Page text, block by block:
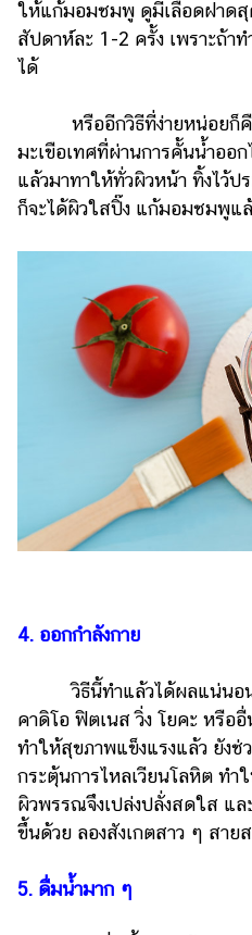
ให้แก้มอมชมพู ดูมีเลือดฝาด
สัปดาห์ละ 1-2 ครั้ง เพราะถ้า
ได้
หรืออีกวิธีที่ง่ายหน่อยก็คือ
มะเขือเทศที่ผ่านการคั้นน้ำออ
แล้วมาทาให้ทั่วผิวหน้า ทิ้งไว้
ก็จะได้ผิวใสปิ๊ง แก้มอมชมพูแ
4. ออกกำลังกาย
วิธีนี้ทำแล้วได้ผลแน่นอน
คาดิโอ ฟิตเนส วิ่ง โยคะ หรือ
ทำให้สุขภาพแข็งแรงแล้ว ยัง
กระตุ้นการไหลเวียนโลหิต ทำ
ผิวพรรณจึงเปล่งปลั่งสดใส แ
ขึ้นด้วย ลองสังเกตสาว ๆ สาย
5. ดื่มน้ำมาก ๆ